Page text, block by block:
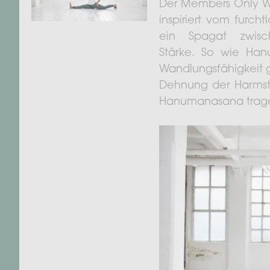
Der Members Only
inspiriert vom
ein Spagat
Stärke. So wie
Wandlungsfähigkeit
Dehnung der
Hanumanasana